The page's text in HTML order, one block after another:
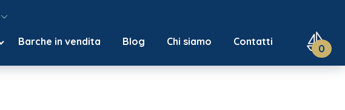
Barche in vendita Blog Chi siamo Contatti
0